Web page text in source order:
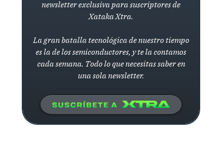
newsletter exclusiva para suscriptores de
Xataka Xtra.
La gran batalla tecnológica de nuestro tiempo
es la de los semiconductores, y te la contamos
cada semana. Todo lo que necesitas saber en
una sola newsletter.